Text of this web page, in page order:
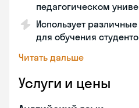
педагогическом
Использует
для обучения
Читать дальше
Услуги и цены